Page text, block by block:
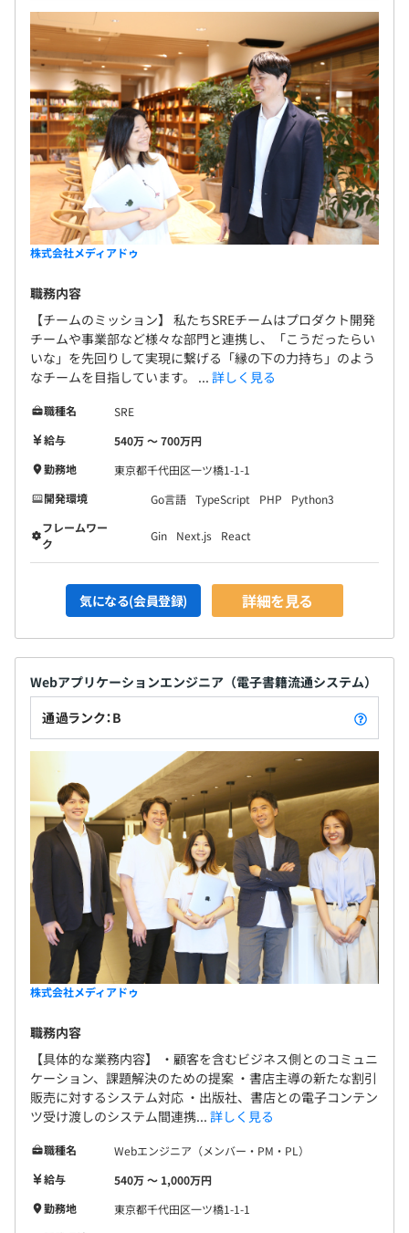
株式会社メディアドゥ
職務内容
【チームのミッション】 私たちSREチームはプロダクト開発
チームや事業部など様々な部門と連携し、「こうだったらい
いな」を先回りして実現に繋げる「縁の下の力持ち」のよう
なチームを目指しています。 ... 詳しく見る
職種名
SRE
給与
540万 〜 700万円
勤務地
東京都千代田区一ツ橋1-1-1
開発環境
Go言語 TypeScript PHP
Python3
フレームワー
ク
Gin Next.js React
気になる(会員登録) 詳細を見る
Webアプリケーションエンジニア（電子書籍流通システム）
通過ランク：B
株式会社メディアドゥ
職務内容
【具体的な業務内容】 ・顧客を含むビジネス側とのコミュニ
ケーション、課題解決のための提案 ・書店主導の新たな割引
販売に対するシステム対応 ・出版社、書店との電子コンテン
ツ受け渡しのシステム間連携... 詳しく見る
職種名
Webエンジニア（メンバー・PM・PL）
給与
540万 〜 1,000万円
勤務地
東京都千代田区一ツ橋1-1-1